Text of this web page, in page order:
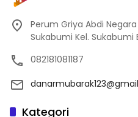
Perum Griya Abdi Negara
Sukabumi Kel. Sukabumi
082181081187
Kategori